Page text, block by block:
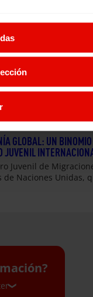
GLOBAL: UN BINOMIO
JUVENIL
Juvenil de
de Naciones Unidas,